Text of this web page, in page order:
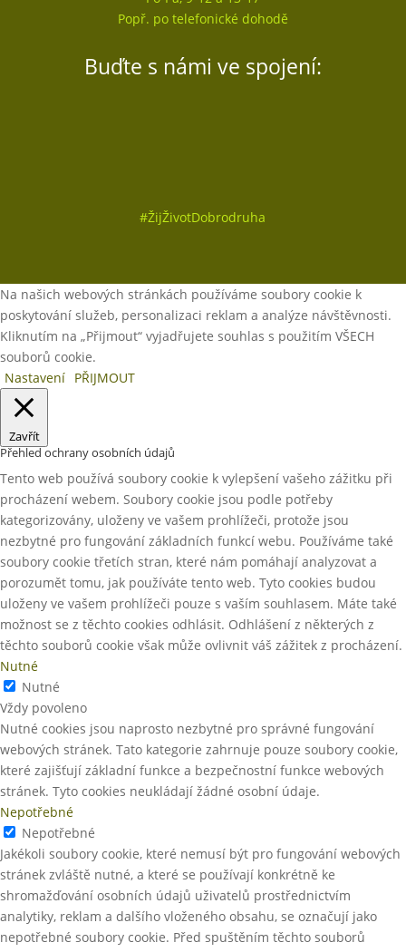
Popř. po telefonické dohodě
Buďte s námi ve spojení:
#ŽijŽivotDobrodruha
Na našich webových stránkách používáme soubory cookie k
poskytování služeb, personalizaci reklam a analýze návštěvnosti.
Kliknutím na „Přijmout“ vyjadřujete souhlas s použitím VŠECH
souborů cookie.
Nastavení PŘIJMOUT
Zavřít
Přehled ochrany osobních údajů
Tento web používá soubory cookie k vylepšení vašeho zážitku při
procházení webem. Soubory cookie jsou podle potřeby
kategorizovány, uloženy ve vašem prohlížeči, protože jsou
nezbytné pro fungování základních funkcí webu. Používáme také
soubory cookie třetích stran, které nám pomáhají analyzovat a
porozumět tomu, jak používáte tento web. Tyto cookies budou
uloženy ve vašem prohlížeči pouze s vaším souhlasem. Máte také
možnost se z těchto cookies odhlásit. Odhlášení z některých z
těchto souborů cookie však může ovlivnit váš zážitek z procházení.
Nutné
Nutné
Vždy povoleno
Nutné cookies jsou naprosto nezbytné pro správné fungování
webových stránek. Tato kategorie zahrnuje pouze soubory cookie,
které zajišťují základní funkce a bezpečnostní funkce webových
stránek. Tyto cookies neukládají žádné osobní údaje.
Nepotřebné
Nepotřebné
Jakékoli soubory cookie, které nemusí být pro fungování webových
stránek zvláště nutné, a které se používají konkrétně ke
shromažďování osobních údajů uživatelů prostřednictvím
analytiky, reklam a dalšího vloženého obsahu, se označují jako
nepotřebné soubory cookie. Před spuštěním těchto souborů